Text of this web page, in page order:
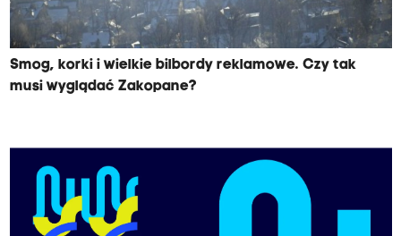
Smog, korki i wielkie bilbordy reklamowe. Czy tak
musi wyglądać Zakopane?